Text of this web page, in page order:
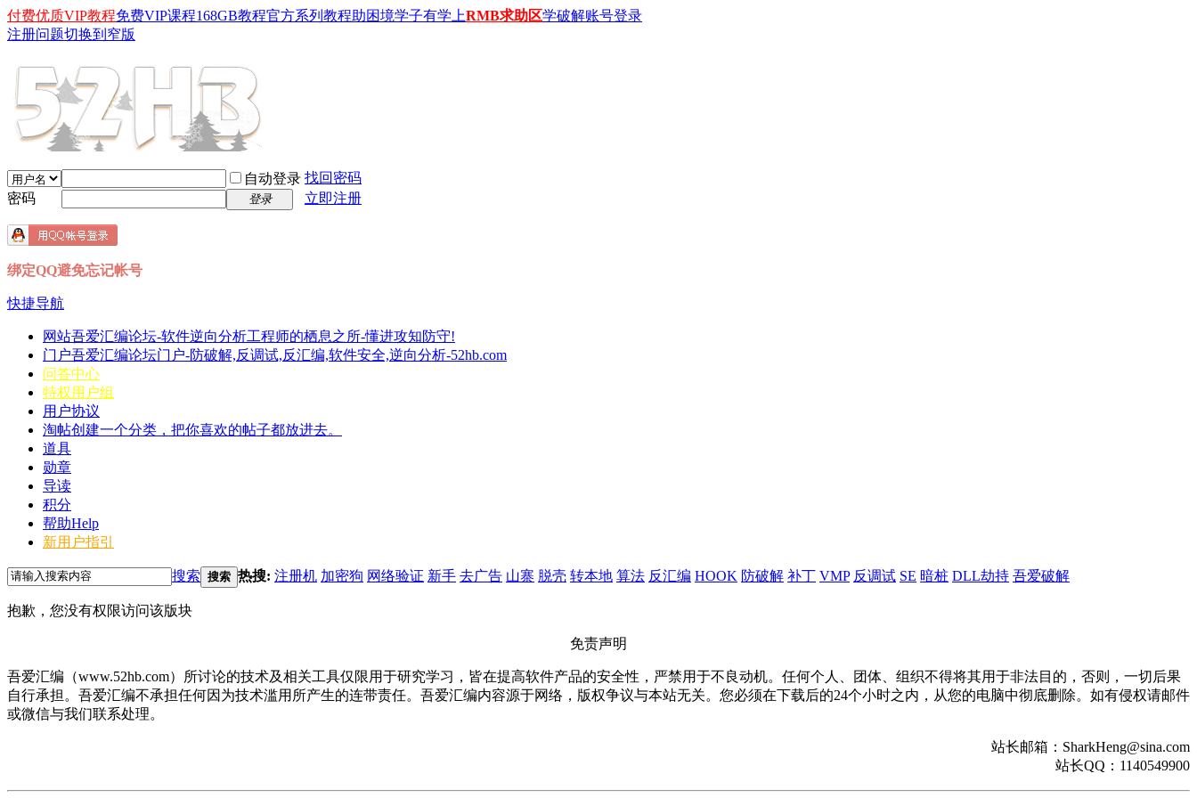
付费优质VIP教程免费VIP课程168GB教程官方系列教程助困境学子有学上RMB求助区学破解账号登录
注册问题切换到窄版
自动登录 找回密码
密码
登录 立即注册
绑定QQ避免忘记帐号
快捷导航
网站吾爱汇编论坛-软件逆向分析工程师的栖息之所-懂进攻知防守!
门户吾爱汇编论坛门户-防破解,反调试,反汇编,软件安全,逆向分析-52hb.com
问答中心
特权用户组
用户协议
淘帖创建一个分类，把你喜欢的帖子都放进去。
道具
勋章
导读
积分
帮助Help
新用户指引
搜索 搜索 热搜: 注册机 加密狗 网络验证 新手 去广告 山寨 脱壳 转本地 算法 反汇编 HOOK 防破解 补丁 VMP 反调试 SE 暗桩 DLL劫持 吾爱破解
抱歉，您没有权限访问该版块
免责声明
吾爱汇编（www.52hb.com）所讨论的技术及相关工具仅限用于研究学习，皆在提高软件产品的安全性，严禁用于不良动机。任何个人、团体、组织不得将其用于非法目的，否则，一切后果
自行承担。吾爱汇编不承担任何因为技术滥用所产生的连带责任。吾爱汇编内容源于网络，版权争议与本站无关。您必须在下载后的24个小时之内，从您的电脑中彻底删除。如有侵权请邮件
或微信与我们联系处理。
站长邮箱：SharkHeng@sina.com
站长QQ：1140549900